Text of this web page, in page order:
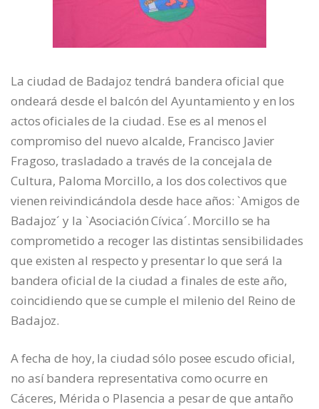
La ciudad de Badajoz tendrá bandera oficial que
ondeará desde el balcón del Ayuntamiento y en los
actos oficiales de la ciudad. Ese es al menos el
compromiso del nuevo alcalde, Francisco Javier
Fragoso, trasladado a través de la concejala de
Cultura, Paloma Morcillo, a los dos colectivos que
vienen reivindicándola desde hace años: `Amigos de
Badajoz´ y la `Asociación Cívica´. Morcillo se ha
comprometido a recoger las distintas sensibilidades
que existen al respecto y presentar lo que será la
bandera oficial de la ciudad a finales de este año,
coincidiendo que se cumple el milenio del Reino de
Badajoz.
A fecha de hoy, la ciudad sólo posee escudo oficial,
no así bandera representativa como ocurre en
Cáceres, Mérida o Plasencia a pesar de que antaño